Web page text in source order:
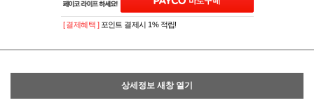
[ 결제혜택 ] 포인트 결제시 1% 적립!
상세정보 새창 열기